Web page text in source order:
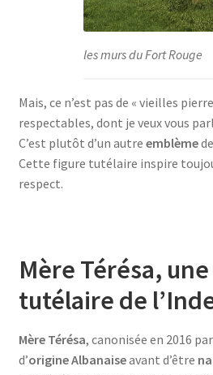
les murs du Fort Rouge
Mais, ce n’est pas de « vieilles
respectables, dont je veux vous
C’est plutôt d’un autre emblème
Cette figure tutélaire inspire
respect.
Mère Térésa,
tutélaire de
Mère Térésa, canonisée en 2016
d’origine Albanaiseavant d’être